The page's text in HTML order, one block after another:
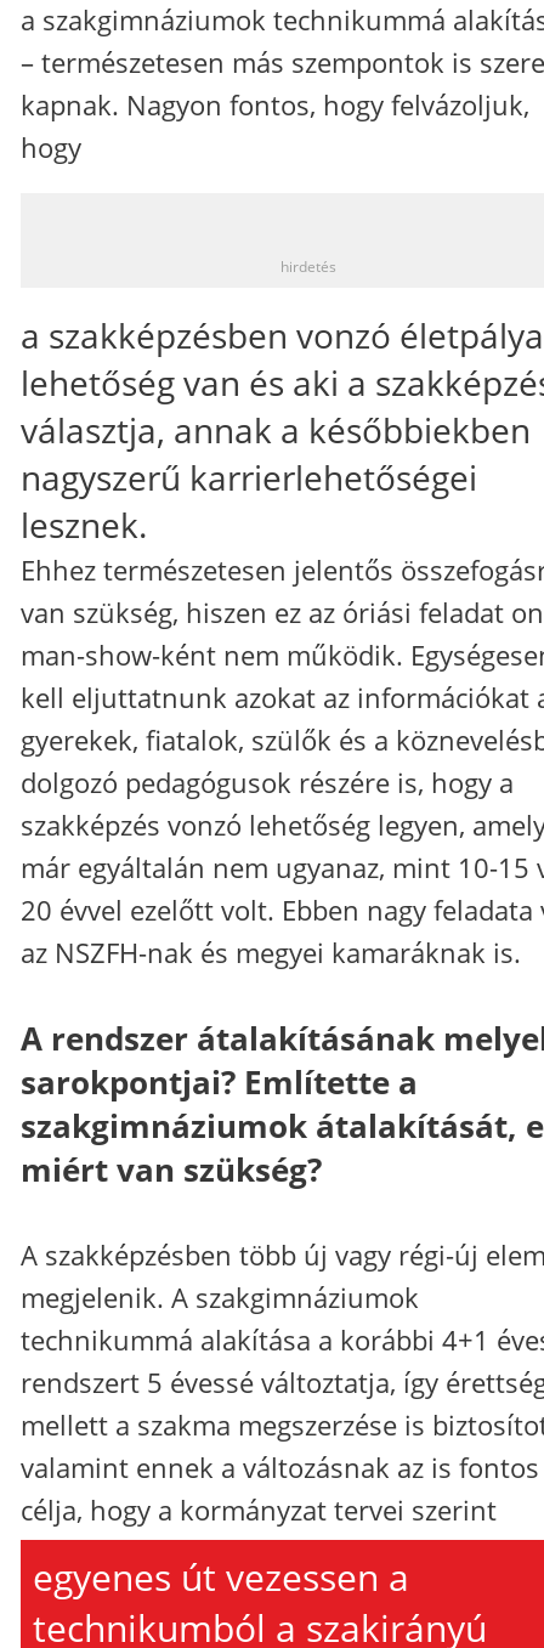
a szakgimnáziumok technikummá
– természetesen más szempontok is
kapnak. Nagyon fontos, hogy felvázoljuk,
hogy
hirdetés
a szakképzésben vonzó életpálya
lehetőség van és aki a
választja, annak a későbbiekben
nagyszerű karrierlehetőségei
lesznek.
Ehhez természetesen jelentős
van szükség, hiszen ez az óriási feladat
man-show-ként nem működik.
kell eljuttatnunk azokat az információkat
gyerekek, fiatalok, szülők és a
dolgozó pedagógusok részére is, hogy a
szakképzés vonzó lehetőség legyen,
már egyáltalán nem ugyanaz, mint 10-15
20 évvel ezelőtt volt. Ebben nagy feladata
az NSZFH-nak és megyei kamaráknak is.
A rendszer átalakításának
sarokpontjai? Említette a
szakgimnáziumok átalakítását,
miért van szükség?
A szakképzésben több új vagy régi-új
megjelenik. A szakgimnáziumok
technikummá alakítása a korábbi 4+1
rendszert 5 évessé változtatja, így
mellett a szakma megszerzése is
valamint ennek a változásnak az is fontos
célja, hogy a kormányzat tervei szerint
egyenes út vezessen a
technikumból a szakirányú